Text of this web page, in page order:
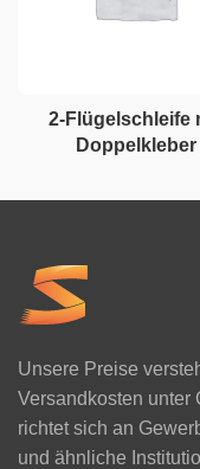
2-Flügelschleife
Doppelkleber
Unsere Preise
Versandkosten unter
richtet sich an
und ähnliche